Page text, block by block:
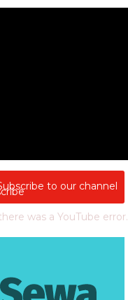
to our channel
was a YouTube error.